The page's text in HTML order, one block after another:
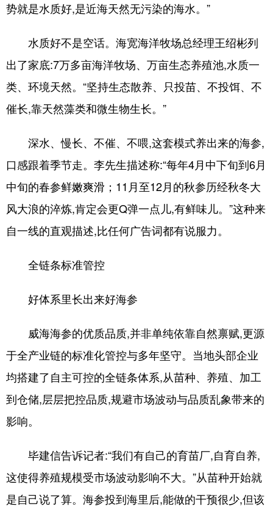
势就是水质好,是近海天然无污染的海水。”
水质好不是空话。海宽海洋牧场总经理王绍彬列
出了家底:7万多亩海洋牧场、万亩生态养殖池,水质一
类、环境天然。“坚持生态散养、只投苗、不投饵、不
催长,靠天然藻类和微生物生长。”
深水、慢长、不催、不喂,这套模式养出来的海参,
口感跟着季节走。李先生描述称:“每年4月中下旬到6月
中旬的春参鲜嫩爽滑；11月至12月的秋参历经秋冬大
风大浪的淬炼,肯定会更Q弹一点儿,有鲜味儿。”这种来
自一线的直观描述,比任何广告词都有说服力。
全链条标准管控
好体系里长出来好海参
威海海参的优质品质,并非单纯依靠自然禀赋,更源
于全产业链的标准化管控与多年坚守。当地头部企业
均搭建了自主可控的全链条体系,从苗种、养殖、加工
到仓储,层层把控品质,规避市场波动与品质乱象带来的
影响。
毕建信告诉记者:“我们有自己的育苗厂,自育自养,
这使得养殖规模受市场波动影响不大。”从苗种开始就
是自己说了算。海参投到海里后,能做的干预很少,但该